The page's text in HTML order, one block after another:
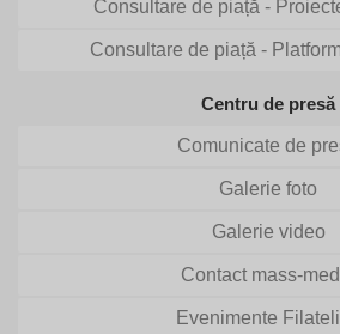
Consultare de piață -
Consultare de piață -
Centru de presă
Comunicate de
Galerie foto
Galerie video
Contact mass-
Evenimente